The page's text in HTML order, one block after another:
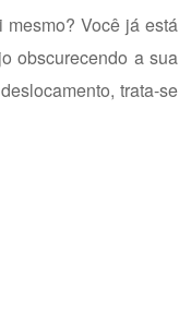
Você já está
obscurecendo a sua
trata-se